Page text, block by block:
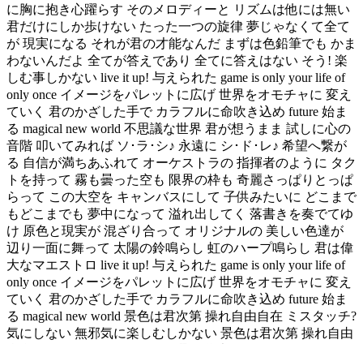
に胸に抱き心躍らす そのメロディーと リズムは他には無い
君だけにしか歩けない たった一つの旋律 夢じゃなくて全て
が 現実になる それが君の才能なんだ まずは色鉛筆でも かま
わないんだよ 全てが答えであり 全てに答えはない そう! 楽
しむ事しかない live it up! 与えられた game is only your life of
only once イメージをパレットに広げ 世界をオモチャに 変え
ていく 君のかざした手で カラフルに命吹き込め future 始ま
る magical new world 不思議な世界 君が想うまま 試しに心の
音階 叩いてみれば ソ･ラ･シ♪ 永遠に シ･ド･レ♪ 希望へ繋が
る 自信が満ちあふれて オーケストラの 指揮者のように タク
トを持って 霧も曇った空も 限界の枠も 奇麗さっぱりとっぱ
らって この大空を キャンバスにして 子供みたいに どこまで
もどこまでも 夢中になって 溢れ出してく 落書きを奏でてゆ
け 原色と現実が 混ざり合って オリジナルの 美しい色達が
辺り一面に舞って 太陽の鈴鳴らし 虹のハープ鳴らし 君は偉
大なマエストロ live it up! 与えられた game is only your life of
only once イメージをパレットに広げ 世界をオモチャに 変え
ていく 君のかざした手で カラフルに命吹き込め future 始ま
る magical new world 景色は君次第 操れ自由自在 ミスタッチ?
気にしない 無邪気に楽しむしかない 景色は君次第 操れ自由